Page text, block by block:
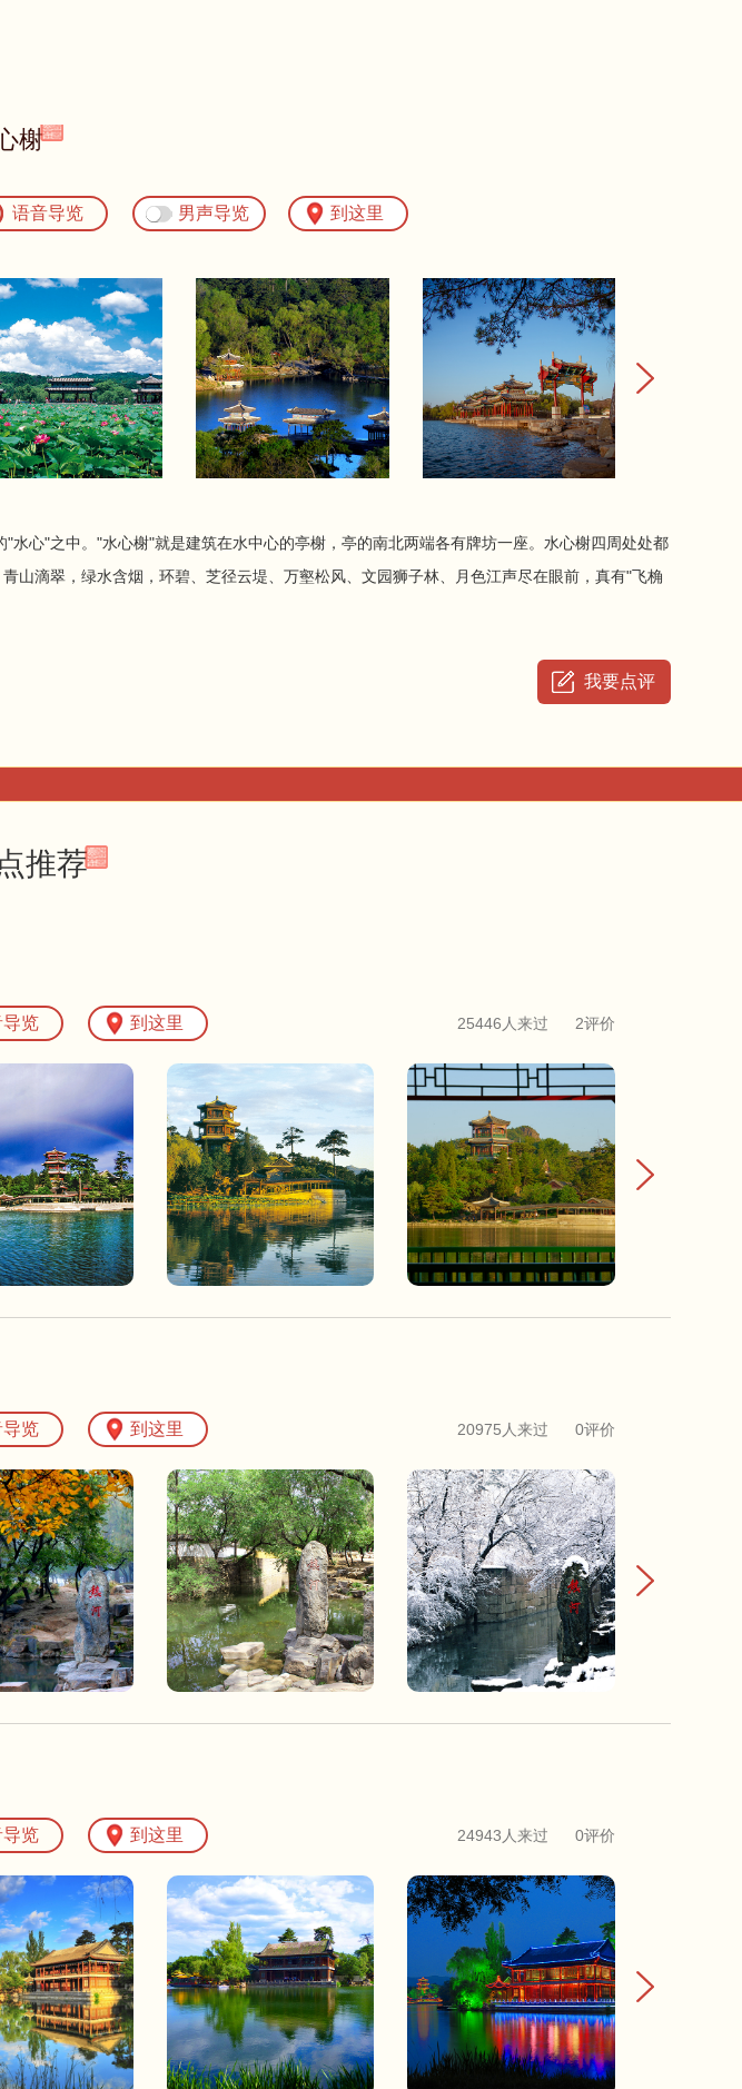
榭
语音导览 男声导览 到这里
"之中。"水心榭"就是建筑在水中心的亭榭，亭的南北两端各有牌坊一座。水心榭四周处处都
滴翠，绿水含烟，环碧、芝径云堤、万壑松风、文园狮子林、月色江声尽在眼前，真有"飞桷
我要点评
推荐
览 到这里 25446人来过 2评价
览 到这里 20975人来过 0评价
览 到这里 24943人来过 0评价